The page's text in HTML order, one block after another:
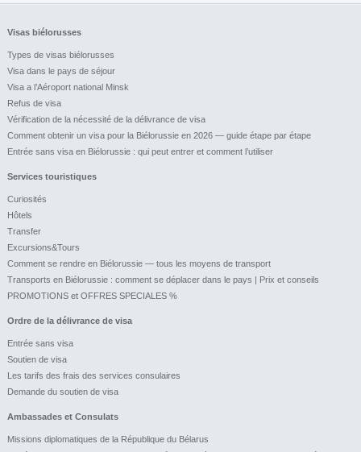
Visas biélorusses
Types de visas biélorusses
Visa dans le pays de séjour
Visa a l’Aéroport national Minsk
Refus de visa
Vérification de la nécessité de la délivrance de visa
Comment obtenir un visa pour la Biélorussie en 2026 — guide étape par étape
Entrée sans visa en Biélorussie : qui peut entrer et comment l’utiliser
Services touristiques
Curiosités
Hôtels
Transfer
Excursions&Tours
Comment se rendre en Biélorussie — tous les moyens de transport
Transports en Biélorussie : comment se déplacer dans le pays | Prix et conseils
PROMOTIONS et OFFRES SPECIALES %
Ordre de la délivrance de visa
Entrée sans visa
Soutien de visa
Les tarifs des frais des services consulaires
Demande du soutien de visa
Ambassades et Consulats
Missions diplomatiques de la République du Bélarus